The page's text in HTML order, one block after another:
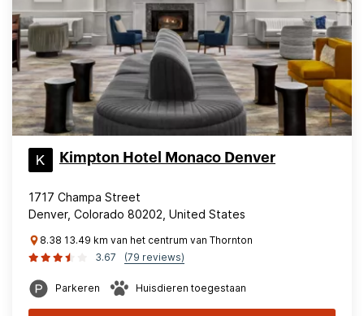
Kimpton Hotel Monaco Denver
1717 Champa Street
Denver, Colorado 80202, United States
8.38 13.49 km van het centrum van Thornton
3.67
(79 reviews)
Parkeren Huisdieren toegestaan